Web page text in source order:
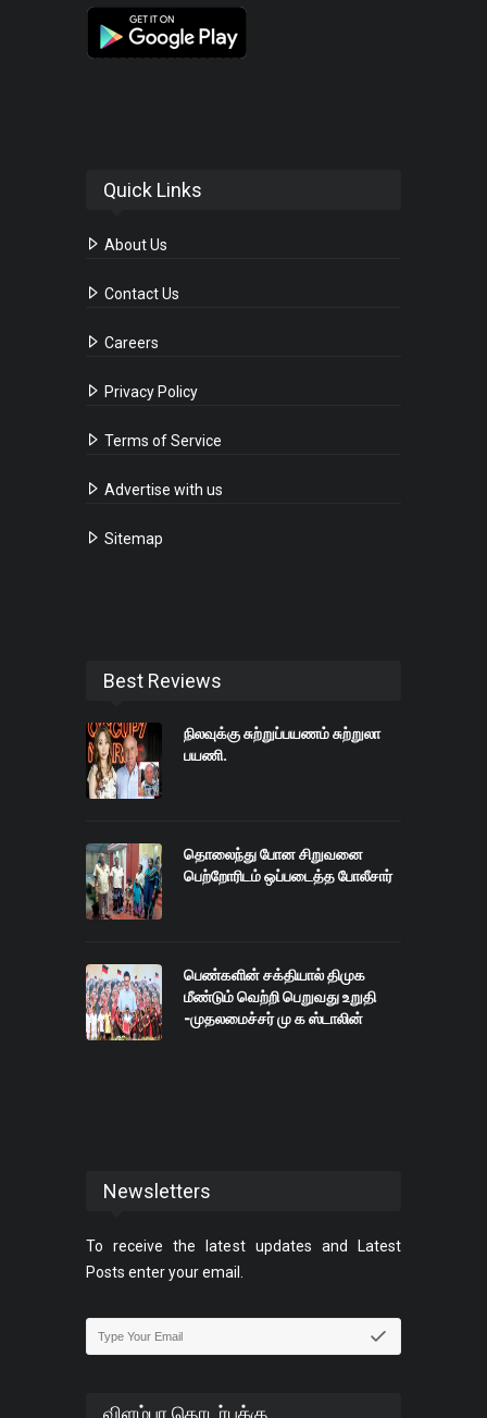
Quick Links
About Us
Contact Us
Careers
Privacy Policy
Terms of Service
Advertise with us
Sitemap
Best Reviews
நிலவுக்கு சுற்றுப்பயணம் சுற்றுலா
பயணி.
தொலைந்து போன சிறுவனை
பெற்றோரிடம் ஒப்படைத்த போலீசார்
பெண்களின் சக்தியால் திமுக
மீண்டும் வெற்றி பெறுவது உறுதி
-முதலமைச்சர் மு க ஸ்டாலின்
Newsletters
To receive the latest updates and Latest
Posts enter your email.
விளம்பர தொடர்புக்கு